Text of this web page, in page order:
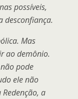
possíveis,
desconfiança.
Mas
ao demônio.
pode
ele não
a